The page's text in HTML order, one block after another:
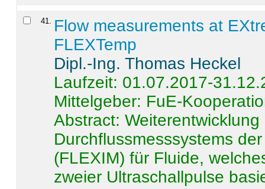
41. Flow measurements at
FLEXTemp
Dipl.-Ing. Thomas Heckel
Laufzeit: 01.07.2017-
Mittelgeber: FuE-
Abstract:
Durchflussmesssystems
(FLEXIM) für Fluide,
zweier Ultraschallpulse